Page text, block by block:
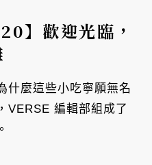
】歡迎光臨，
什麼這些小吃寧願無名
VERSE 編輯部組成了